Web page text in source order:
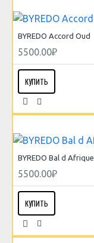
BYREDO Accord Oud
5500.00₽
КУПИТЬ
BYREDO Bal d Afrique
5500.00₽
КУПИТЬ